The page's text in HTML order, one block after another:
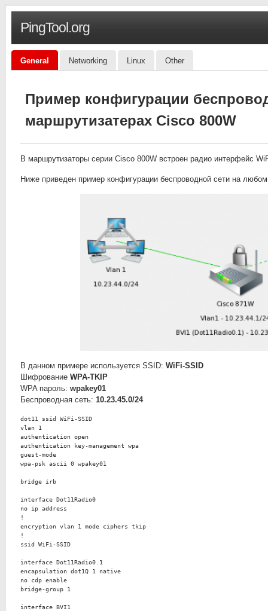
PingTool.org
General Networking Linux Other
Пример конфигурации
маршрутизатерах Cisco 800W
В маршрутизаторы серии Cisco 800W встроен радио интерфейс
Ниже приведен пример конфигурации беспроводной сети на
В данном примере используется SSID: WiFi-SSID
Шифрование WPA-TKIP
WPA пароль: wpakey01
Беспроводная сеть: 10.23.45.0/24
dot11 ssid WiFi-SSID
vlan 1
authentication open
authentication key-management wpa
guest-mode
wpa-psk ascii 0 wpakey01
bridge irb
interface Dot11Radio0
no ip address
!
encryption vlan 1 mode ciphers tkip
!
ssid WiFi-SSID
interface Dot11Radio0.1
encapsulation dot1Q 1 native
no cdp enable
bridge-group 1
interface BVI1